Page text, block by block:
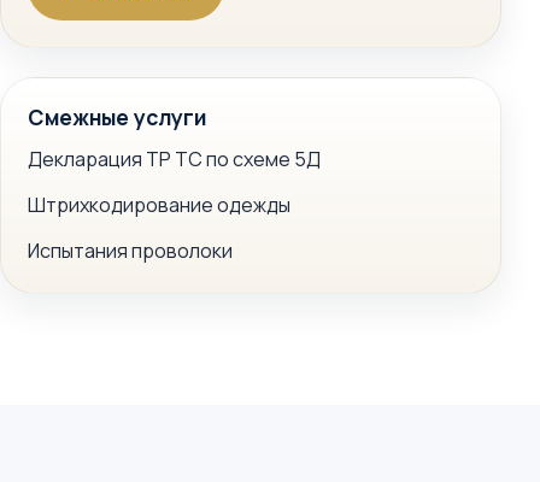
Смежные услуги
Декларация ТР ТС по схеме 5Д
Штрихкодирование одежды
Испытания проволоки